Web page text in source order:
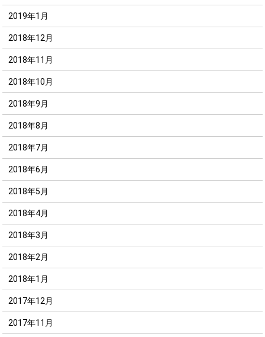
2019年1月
2018年12月
2018年11月
2018年10月
2018年9月
2018年8月
2018年7月
2018年6月
2018年5月
2018年4月
2018年3月
2018年2月
2018年1月
2017年12月
2017年11月